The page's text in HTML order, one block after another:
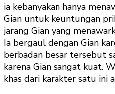
ia kebanyakan hanya
Gian untuk keuntungan
jarang Gian yang
Ia bergaul dengan Gian
berbadan besar tersebut
karena Gian sangat kuat.
khas dari karakter satu ini